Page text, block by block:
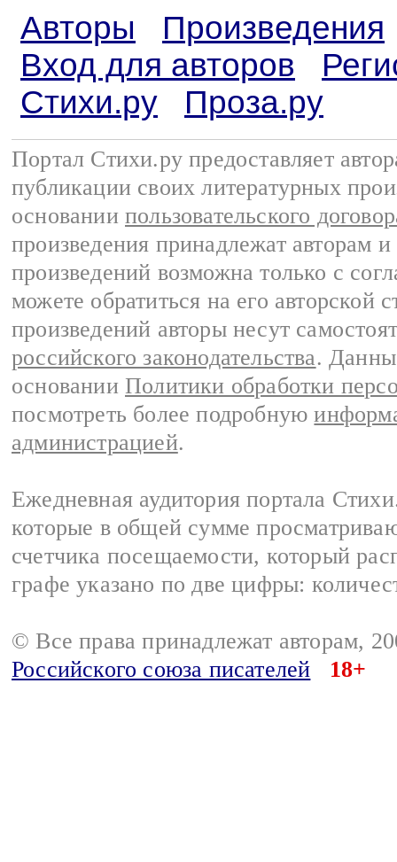
Авторы
Произведения
Вход для авторов
Стихи.ру
Проза.ру
Портал Стихи.ру предоставляет
публикации своих литературных
основании пользовательского
произведения принадлежат авторам
произведений возможна только с
можете обратиться на его авторской
произведений авторы несут
российского законодательства.
основании Политики обработки
посмотреть более подробную
администрацией.
Ежедневная аудитория портала
которые в общей сумме
счетчика посещаемости, который
графе указано по две цифры:
© Все права принадлежат авторам,
Российского союза писателей
18+